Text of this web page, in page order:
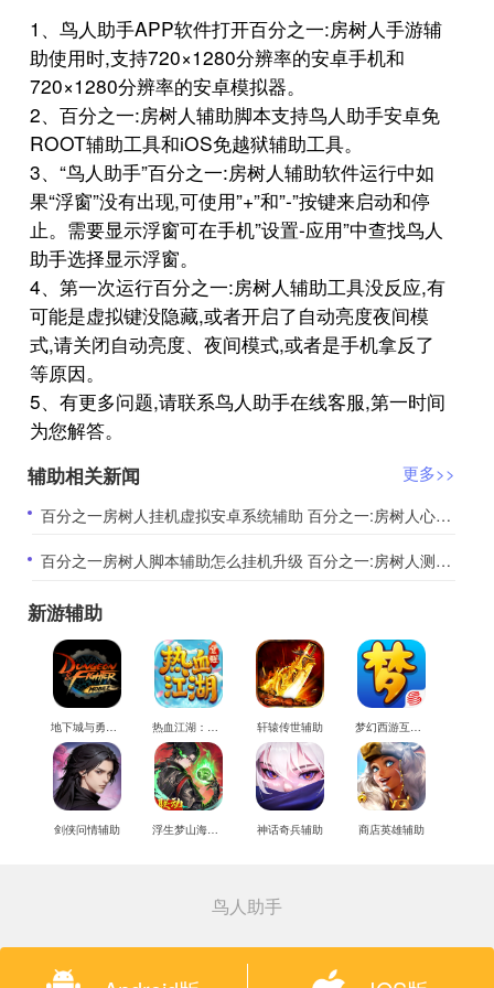
1、鸟人助手APP软件打开百分之一:房树人手游辅
助使用时,支持720×1280分辨率的安卓手机和
720×1280分辨率的安卓模拟器。
2、百分之一:房树人辅助脚本支持鸟人助手安卓免
ROOT辅助工具和iOS免越狱辅助工具。
3、“鸟人助手”百分之一:房树人辅助软件运行中如
果“浮窗”没有出现,可使用”+”和”-”按键来启动和停
止。需要显示浮窗可在手机”设置-应用”中查找鸟人
助手选择显示浮窗。
4、第一次运行百分之一:房树人辅助工具没反应,有
可能是虚拟键没隐藏,或者开启了自动亮度夜间模
式,请关闭自动亮度、夜间模式,或者是手机拿反了
等原因。
5、有更多问题,请联系鸟人助手在线客服,第一时间
为您解答。
辅助相关新闻
更多>>
​百分之一房树人挂机虚拟安卓系统辅助 百分之一:房树人心理测试区别
​百分之一房树人脚本辅助怎么挂机升级 百分之一:房树人测试真实想法
新游辅助
轩辕传世辅助
剑侠问情辅助 神话奇兵辅助 商店英雄辅助
鸟人助手